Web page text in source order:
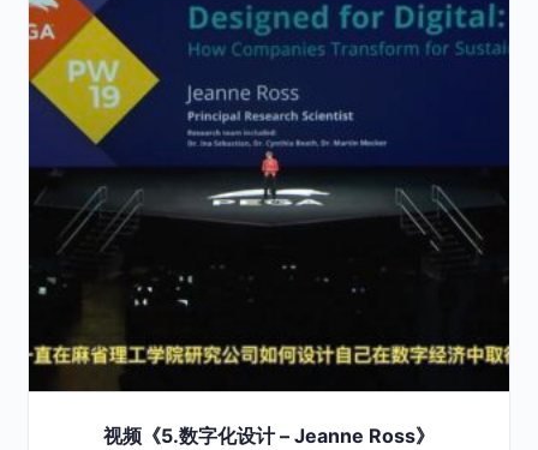
视频《5.数字化设计 – Jeanne Ross》